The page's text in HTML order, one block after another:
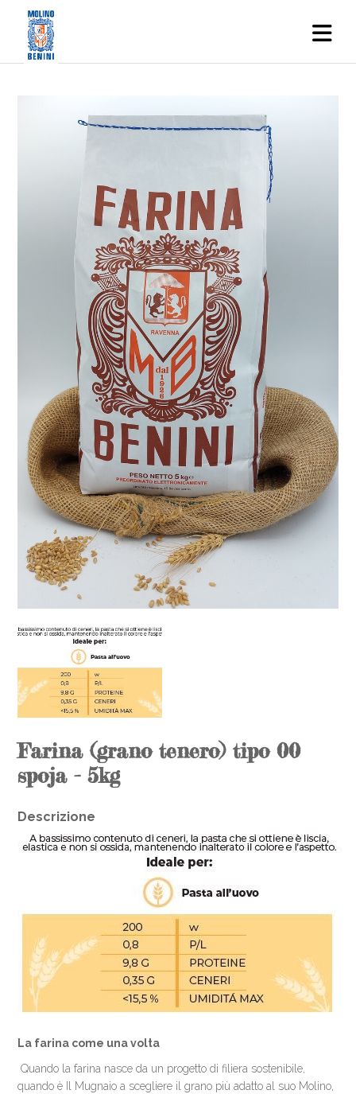
Farina (grano tenero) tipo 00
spoja - 5kg
Descrizione
La farina come una volta
Quando la farina nasce da un progetto di filiera sostenibile,
quando è Il Mugnaio a scegliere il grano più adatto al suo Molino,